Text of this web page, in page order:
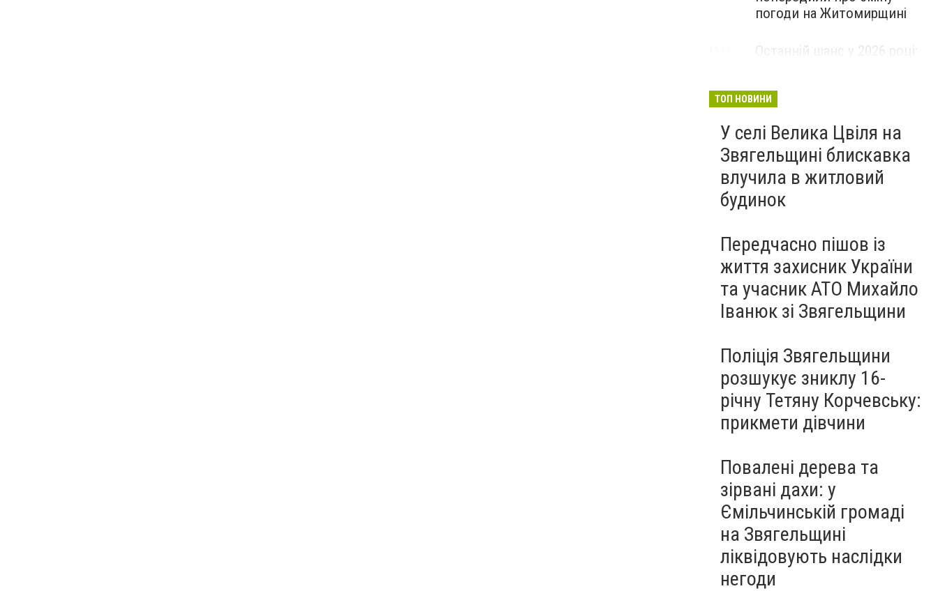
погоди на Житомирщині
Останній шанс у 2026 році:
майбутніх водійок автобусів
ТОП НОВИНИ
У селі Велика Цвіля на
Звягельщині блискавка
влучила в житловий
будинок
Передчасно пішов із
життя захисник України
та учасник АТО Михайло
Іванюк зі Звягельщини
Поліція Звягельщини
розшукує зниклу 16-
річну Тетяну Корчевську:
прикмети дівчини
Повалені дерева та
зірвані дахи: у
Ємільчинській громаді
на Звягельщині
ліквідовують наслідки
негоди